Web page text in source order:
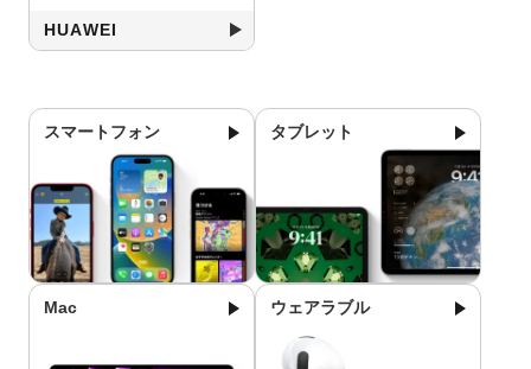
HUAWEI
スマートフォン タブレット
Mac ウェアラブル